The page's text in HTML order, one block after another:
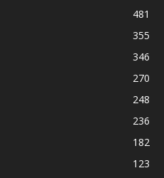
481
355
346
270
248
236
182
123